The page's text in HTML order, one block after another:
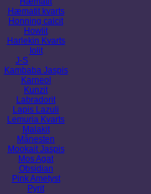
Hæmatit kvarts
Honning calcit
Howlit
Harlekin Kvarts
Iolit
J-S
Kambaba Jaspis
Karneol
Kunzit
Labradorit
Lapis Lazuli
Lemuria Kvarts
Malakit
Månesten
Mookait Jaspis
Mos Agat
Obsidian
Pink Ametyst
Pyrit